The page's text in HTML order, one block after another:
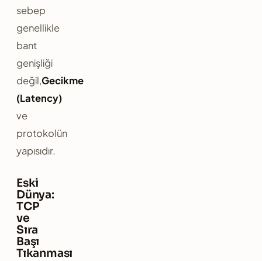
sebep
genellikle
bant
genişliği
değil,Gecikme
(Latency)
ve
protokolün
yapısıdır.
Eski
Dünya:
TCP
ve
Sıra
Başı
Tıkanması